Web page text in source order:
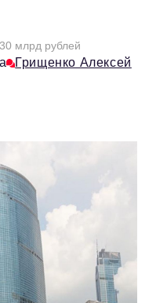
01-67
млрд рублей
Грищенко Алексей